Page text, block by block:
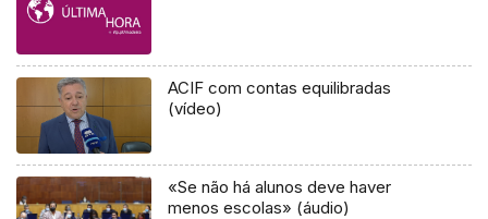
ACIF com contas equilibradas
(vídeo)
«Se não há alunos deve haver
menos escolas» (áudio)